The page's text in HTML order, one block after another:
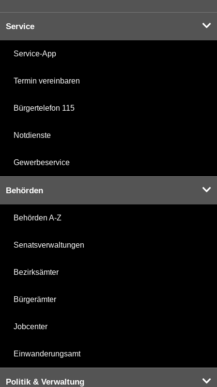
Service
Service-App
Termin vereinbaren
Bürgertelefon 115
Notdienste
Gewerbeservice
Behörden
Behörden A-Z
Senatsverwaltungen
Bezirksämter
Bürgerämter
Jobcenter
Einwanderungsamt
Politik & Verwaltung